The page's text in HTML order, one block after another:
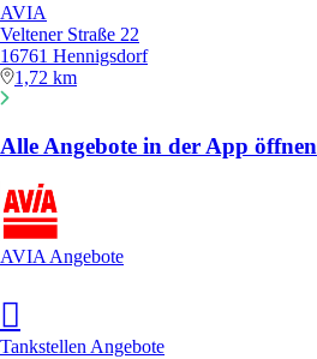
AVIA
Veltener Straße 22
16761 Hennigsdorf
1,72 km
Alle Angebote in der App öffnen
AVIA Angebote
Tankstellen Angebote